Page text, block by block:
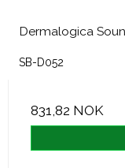
Dermalogica
SB-D052
831,82 NOK